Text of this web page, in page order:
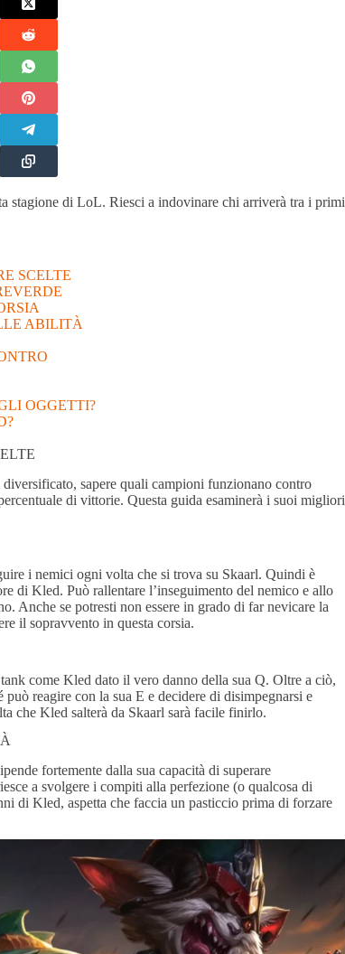
stagione di LoL. Riesci a indovinare chi arriverà tra i primi
SCELTE
ABILITÀ
OGGETTI?
sapere quali campioni funzionano contro
di vittorie. Questa guida esaminerà i suoi migliori
i nemici ogni volta che si trova su Skaarl. Quindi è
di Kled. Può rallentare l’inseguimento del nemico e allo
Anche se potresti non essere in grado di far nevicare la
il sopravvento in questa corsia.
come Kled dato il vero danno della sua Q. Oltre a ciò,
reagire con la sua E e decidere di disimpegnarsi e
che Kled salterà da Skaarl sarà facile finirlo.
fortemente dalla sua capacità di superare
a svolgere i compiti alla perfezione (o qualcosa di
di Kled, aspetta che faccia un pasticcio prima di forzare